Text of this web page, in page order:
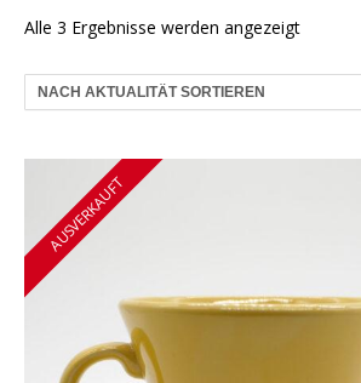
Alle 3 Ergebnisse werden angezeigtNach
AUSVERKAUFT